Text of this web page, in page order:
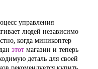
управления
людей независимо
когда миникоптер
этот магазин и теперь
деталь для своей